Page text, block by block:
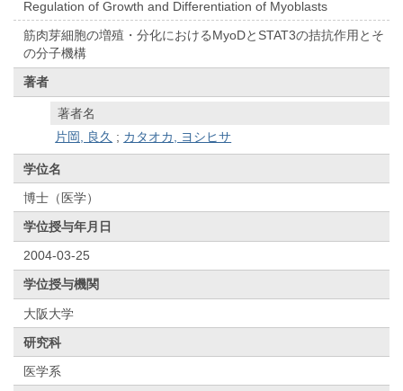
Regulation of Growth and Differentiation of Myoblasts
筋肉芽細胞の増殖・分化におけるMyoDとSTAT3の拮抗作用とそ
の分子機構
著者
著者名
片岡, 良久 ; カタオカ, ヨシヒサ
学位名
博士（医学）
学位授与年月日
2004-03-25
学位授与機関
大阪大学
研究科
医学系